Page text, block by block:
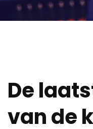
De
van de